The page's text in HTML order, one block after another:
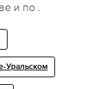
и по .
Уральском